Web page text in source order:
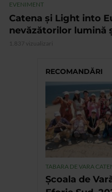
EVENIMENT
Catena și Light into
nevăzătorilor lumină
1.837 vizualizari
RECOMANDĂRI
TABARA DE VARA
Școala de